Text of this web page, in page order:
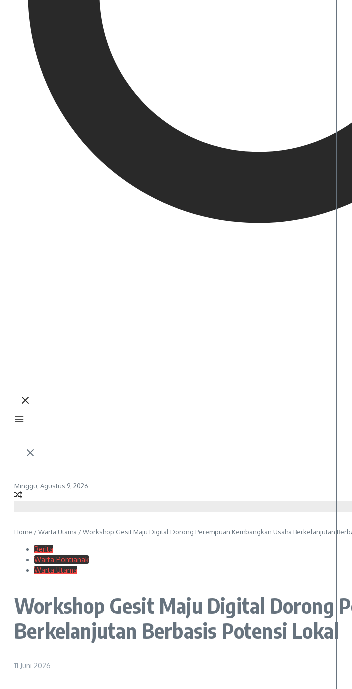
Minggu, Agustus 9, 2026
Home /Warta Utama /Workshop Gesit Maju Digital Dorong Perempuan Kembangkan Usaha Berkelanjutan
Berita
Warta Pontianak
Warta Utama
Workshop Gesit Maju Digital Dorong
Berkelanjutan Berbasis Potensi Lokal
11 Juni 2026